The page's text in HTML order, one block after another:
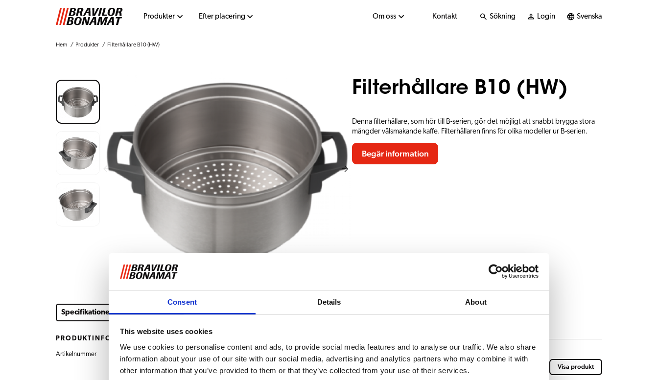
Consent Details About
This website uses cookies
We use cookies to personalise content and ads, to provide social media features and to analyse our traffic. We also share
information about your use of our site with our social media, advertising and analytics partners who may combine it with
other information that you’ve provided to them or that they’ve collected from your use of their services.
Produkter Efter placering Om oss Kontakt Sökning Login Svenska
Hem Produkter Filterhållare B10 (HW)
Filterhållare B10 (HW)
Denna filterhållare, som hör till B-serien, gör det möjligt att snabbt brygga stora
mängder välsmakande kaffe. Filterhållaren finns för olika modeller ur B-serien.
Begär information
Specifikationer
PRODUKTINFORMATION
Artikelnummer
Filterhållare B40 Visa produkt